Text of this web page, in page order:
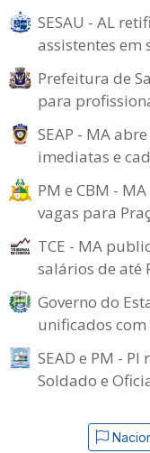
SESAU - AL
assistentes em
Prefeitura de
para
SEAP - MA
imediatas e
PM e CBM -
vagas para
TCE - MA
salários de até
Governo do
unificados com
SEAD e PM -
Soldado e